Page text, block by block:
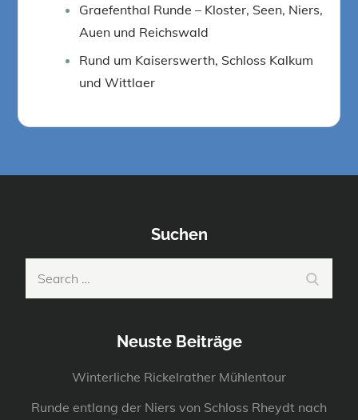
Graefenthal Runde – Kloster, Seen, Niers,
Auen und Reichswald
Rund um Kaiserswerth, Schloss Kalkum
und Wittlaer
Suchen
Neuste Beiträge
Winterliche Rickelrather Mühlentour
Runde entlang der Niers von Schloss Rheydt nach